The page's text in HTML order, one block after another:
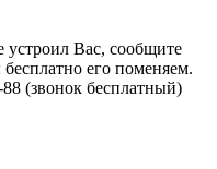
устроил Вас, сообщите
его поменяем.
(звонок бесплатный)